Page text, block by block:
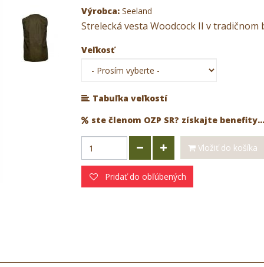
Výrobca: Seeland
Strelecká vesta Woodcock II v tradičnom
Veľkosť
Tabuľka veľkostí
ste členom OZP SR? získajte benefity...
Vložiť do košíka
Pridať do obľúbených